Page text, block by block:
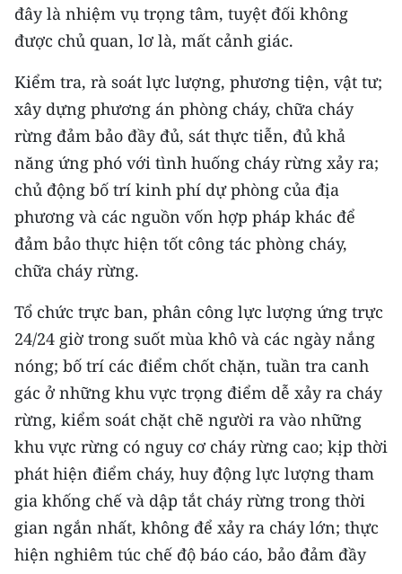
Nguyên
Đông Nam Bộ
Đồng bằng sông Cửu Long
Chuyên trang Hà Nội
Chuyên trang TP. Hồ Chí Minh
CHUYÊN ĐỀ
CÁC CHUYÊN TRANG
VỀ BÁO NHÂN DÂN
THỜI NAY
NHÂN DÂN CUỐI TUẦN
NHÂN DÂN HẰNG THÁNG
MUA BÁO
ĐỌC BÁO IN
đây là nhiệm vụ trọng tâm, tuyệt đối không
được chủ quan, lơ là, mất cảnh giác.
Kiểm tra, rà soát lực lượng, phương tiện, vật tư;
xây dựng phương án phòng cháy, chữa cháy
rừng đảm bảo đầy đủ, sát thực tiễn, đủ khả
năng ứng phó với tình huống cháy rừng xảy ra;
chủ động bố trí kinh phí dự phòng của địa
phương và các nguồn vốn hợp pháp khác để
đảm bảo thực hiện tốt công tác phòng cháy,
chữa cháy rừng.
Tổ chức trực ban, phân công lực lượng ứng trực
24/24 giờ trong suốt mùa khô và các ngày nắng
nóng; bố trí các điểm chốt chặn, tuần tra canh
gác ở những khu vực trọng điểm dễ xảy ra cháy
rừng, kiểm soát chặt chẽ người ra vào những
khu vực rừng có nguy cơ cháy rừng cao; kịp thời
phát hiện điểm cháy, huy động lực lượng tham
gia khống chế và dập tắt cháy rừng trong thời
gian ngắn nhất, không để xảy ra cháy lớn; thực
hiện nghiêm túc chế độ báo cáo, bảo đảm đầy